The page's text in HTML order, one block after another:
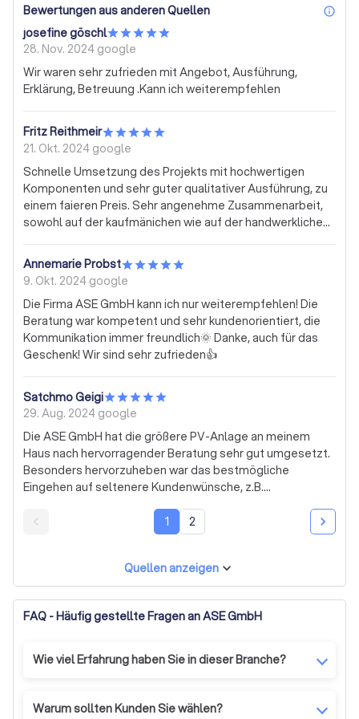
Bewertungen aus anderen Quellen
josefine göschl
28. Nov. 2024 google
Wir waren sehr zufrieden mit Angebot, Ausführung,
Erklärung, Betreuung .Kann ich weiterempfehlen
Fritz Reithmeir
21. Okt. 2024 google
Schnelle Umsetzung des Projekts mit hochwertigen
Komponenten und sehr guter qualitativer Ausführung, zu
einem faieren Preis. Sehr angenehme Zusammenarbeit,
sowohl auf der kaufmänichen wie auf der handwerklichen
Annemarie Probst
9. Okt. 2024 google
Die Firma ASE GmbH kann ich nur weiterempfehlen! Die
Beratung war kompetent und sehr kundenorientiert, die
Kommunikation immer freundlich🌞 Danke, auch für das
Geschenk! Wir sind sehr zufrieden👍
Satchmo Geigi
29. Aug. 2024 google
Die ASE GmbH hat die größere PV-Anlage an meinem
Haus nach hervorragender Beratung sehr gut umgesetzt.
Besonders hervorzuheben war das bestmögliche
Eingehen auf seltenere Kundenwünsche, z.B.
gar nicht eingegangen sind. Auch die "Chemie" hat von
Anfang an gestimmt. Sehr empfehlenswert.
1 2
Quellen anzeigen
FAQ - Häufig gestellte Fragen an ASE GmbH
Wie viel Erfahrung haben Sie in dieser Branche?
Erfahrung in der Branche. Seit 20 Jahren sind wir
Warum sollten Kunden Sie wählen?